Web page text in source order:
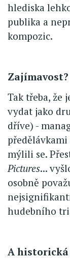
hlediska
publika a
kompozic.
Zajímavost?
Tak třeba, že
vydat jako
dříve) -
mýlili se.
Pictures...
osobně
hudebního
A